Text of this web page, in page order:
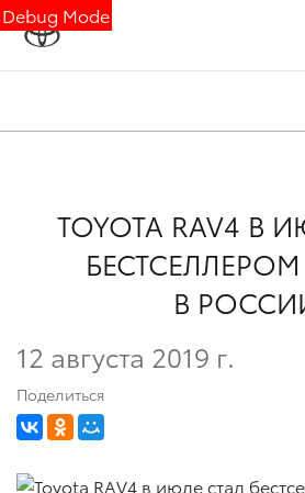
Debug Mode
TOYOTA RAV4 В
В
12 августа 2019 г.
Поделиться